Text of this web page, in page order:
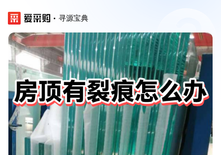
寻源宝典